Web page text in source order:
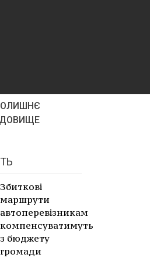
Збиткові
маршрути
автоперевізникам
компенсуватимуть
з бюджету
громади